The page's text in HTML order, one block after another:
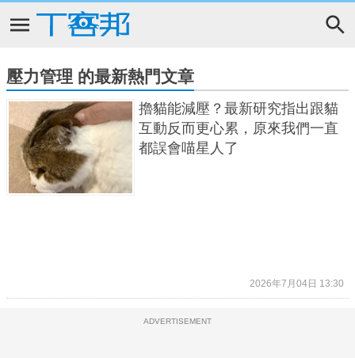
壓力管理 的最新熱門文章
擼貓能減壓？最新研究指出跟貓
互動反而更心累，原來我們一直
都誤會喵星人了
2026年7月04日 13:30
ADVERTISEMENT